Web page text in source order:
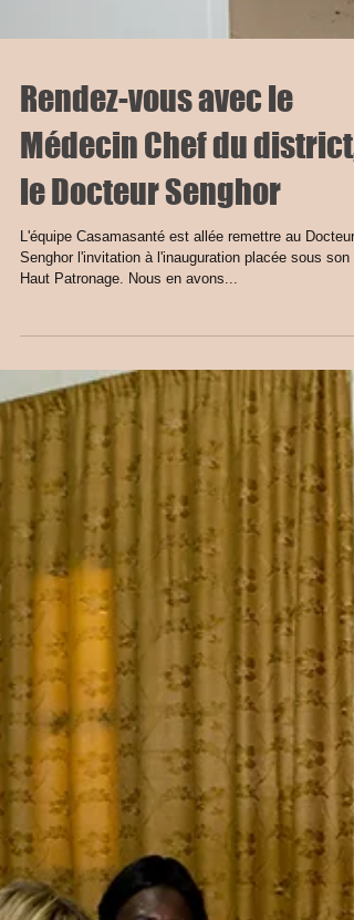
Rendez-vous avec le
Médecin Chef du district,
le Docteur Senghor
L'équipe Casamasanté est allée remettre au Docteur